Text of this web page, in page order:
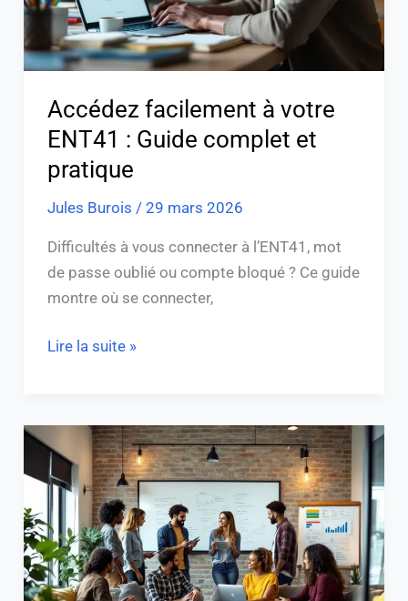
Accédez facilement à votre
ENT41 : Guide complet et
pratique
Jules Burois / 29 mars 2026
Difficultés à vous connecter à l’ENT41, mot
de passe oublié ou compte bloqué ? Ce guide
montre où se connecter,
complet
et
pratique
Lire la suite »
Formation
Oulala.net
:
Trouvez
un
Métier
Bien